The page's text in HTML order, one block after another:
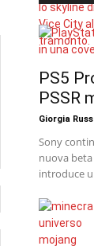
PS5
PSSR
Giorgia
Sony
nuova
introduce